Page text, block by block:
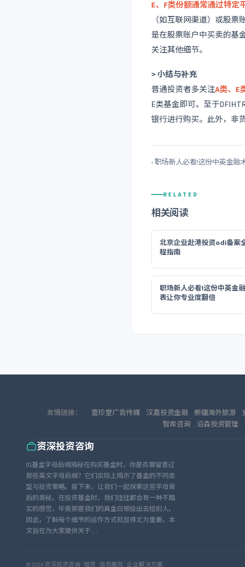
E、F类份额通常通过特定
（如互联网渠道）或股
是在股票账户中买卖的基
关注其他细节。
> 小结与补充
普通投资者多关注A类、E
E类基金即可。至于
银行进行购买。此外，非
‹ 职场新人必看!这份中英金
RELATED
相关阅读
北京企业赴港投资odi备案
程指南
职场新人必看!这份中英金
表让你专业度翻倍
友情链接： 壹珍堂广告传媒 汉嘉投资金融 新疆海外旅游
智库咨询
沿森投资管理
资深投资咨询
01基金字母后缀揭秘在购买基金时，你是否曾留意过
那些英文字母后缀？它们实际上揭示了基金的不同类
型与投资策略。接下来，让我们一起探索这些字母背
后的奥秘。在投资基金时，我们往往都会有一种不踏
实的感觉，毕竟那是我们的真金白银投出去给别人。
因此，了解每个细节的运作方式就显得尤为重要。本
文旨在为大家提供关于…
© 2026 资深投资咨询 · 租赁 · 商务服务 · 企业解决方案